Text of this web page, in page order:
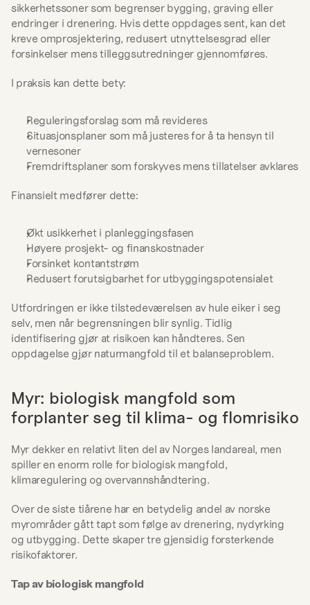
sikkerhetssoner som begrenser bygging, graving eller
endringer i drenering. Hvis dette oppdages sent, kan det
kreve omprosjektering, redusert utnyttelsesgrad eller
forsinkelser mens tilleggsutredninger gjennomføres.
I praksis kan dette bety:
Reguleringsforslag som må revideres
Situasjonsplaner som må justeres for å ta hensyn til
vernesoner
Fremdriftsplaner som forskyves mens tillatelser avklares
Finansielt medfører dette:
Økt usikkerhet i planleggingsfasen
Høyere prosjekt- og finanskostnader
Forsinket kontantstrøm
Redusert forutsigbarhet for utbyggingspotensialet
Utfordringen er ikke tilstedeværelsen av hule eiker i seg
selv, men når begrensningen blir synlig. Tidlig
identifisering gjør at risikoen kan håndteres. Sen
oppdagelse gjør naturmangfold til et balanseproblem.
Myr: biologisk mangfold som
forplanter seg til klima- og flomrisiko
Myr dekker en relativt liten del av Norges landareal, men
spiller en enorm rolle for biologisk mangfold,
klimaregulering og overvannshåndtering.
Over de siste tiårene har en betydelig andel av norske
myrområder gått tapt som følge av drenering, nydyrking
og utbygging. Dette skaper tre gjensidig forsterkende
risikofaktorer.
Tap av biologisk mangfold